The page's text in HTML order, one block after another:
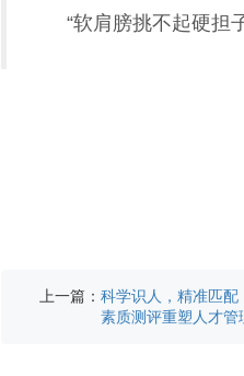
“软肩膀挑不起硬担
上一篇： 科学识人，精准匹配
素质测评重塑人才管